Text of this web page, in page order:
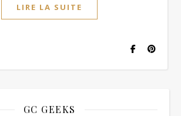
LIRE LA SUITE
GC GEEKS